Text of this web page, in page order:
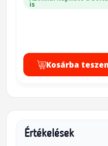
is
Kosárba
Értékelések